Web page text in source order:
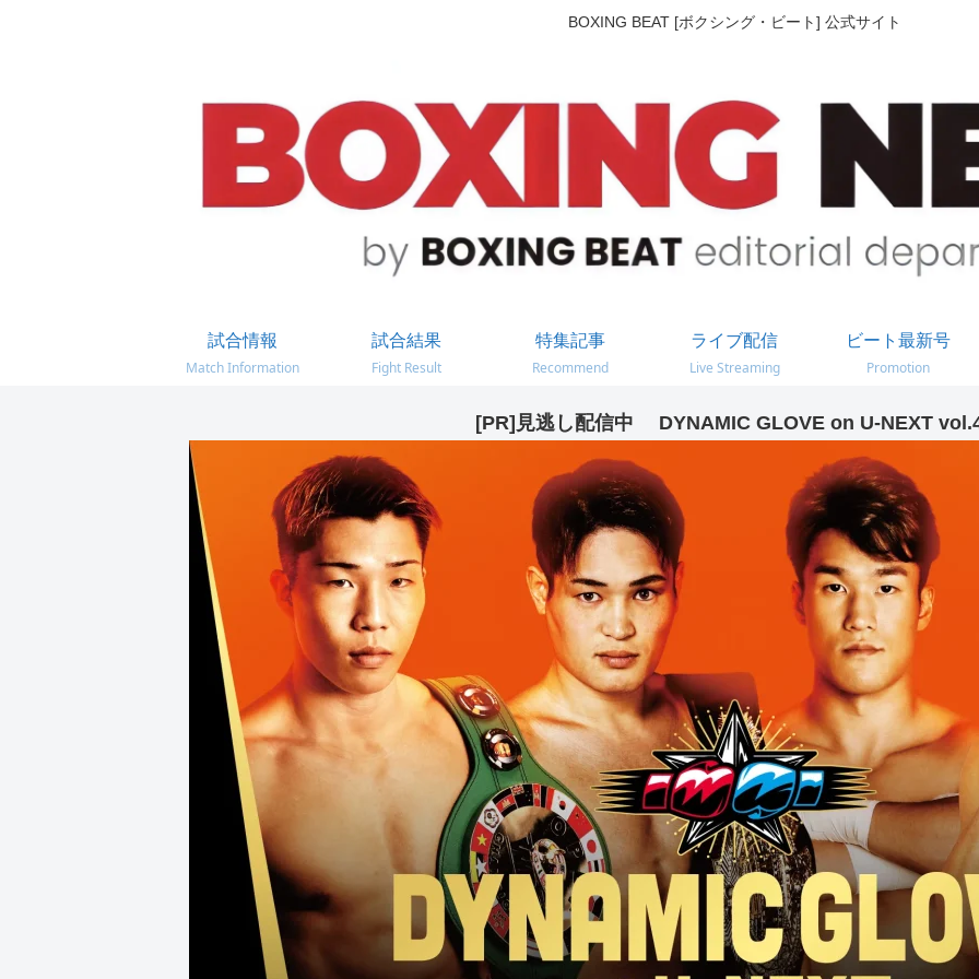
BOXING BEAT [ボクシング・ビート] 公式サイト
試合情報
Match Information
試合結果
Fight Result
特集記事
Recommend
ライブ配信
Live Streaming
ビート最新号
Promotion
[PR]見逃し配信中 DYNAMIC GLOVE on U-NEXT